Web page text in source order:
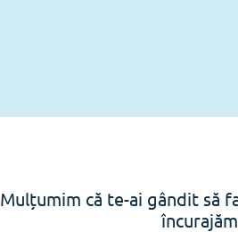
Mulțumim că te-ai gândit să